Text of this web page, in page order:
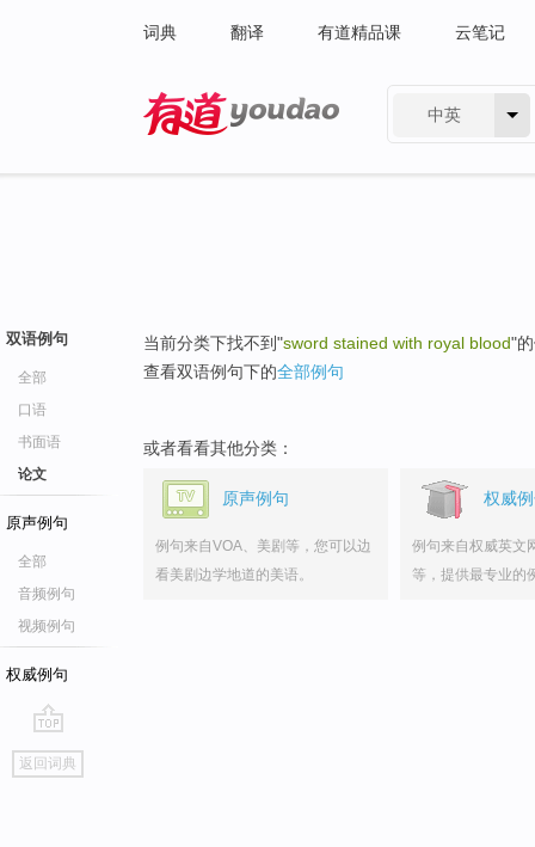
词典 翻译 有道精品课 云笔记
中英
双语例句
全部
口语
书面语
论文
原声例句
全部
音频例句
视频例句
权威例句
go
top
返回词典
当前分类下找不到"sword stained with royal blood"
查看双语例句下的全部例句
或者看看其他分类：
原声例句
例句来自VOA、美剧等，您可以边
看美剧边学地道的美语。
权威
例句来自权威英文
等，提供最专业的